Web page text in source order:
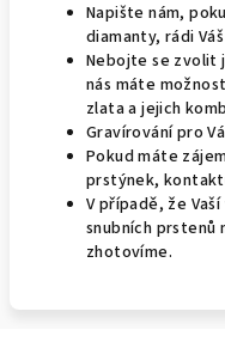
Napište nám,
diamanty, rádi
Nebojte se zvolit
nás máte
zlata a jejich
Gravírování pro
Pokud máte
prstýnek,
V případě, že
snubních prstenů
zhotovíme.